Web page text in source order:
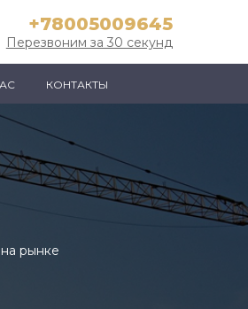
+78005009645
Перезвоним за 30 секунд
КОНТАКТЫ
рынке